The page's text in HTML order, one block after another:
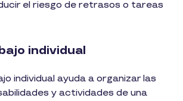
el riesgo de retrasos o tareas
individual
individual ayuda a organizar las
y actividades de una